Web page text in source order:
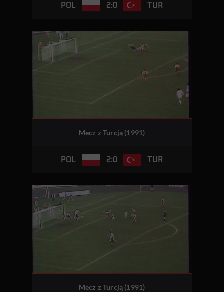
POL 2:0 TUR
Mecz z Turcją (1991)
POL 2:0 TUR
Mecz z Turcją (1991)